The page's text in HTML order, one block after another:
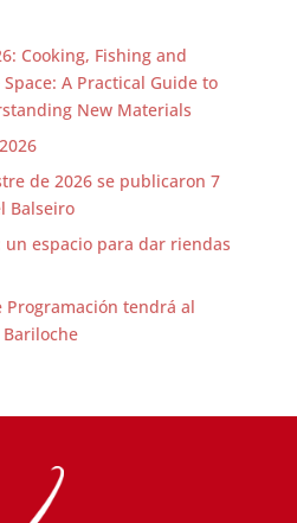
Cooking, Fishing and
A Practical Guide to
New Materials
de 2026 se publicaron 7
Balseiro
un espacio para dar riendas
Programación tendrá al